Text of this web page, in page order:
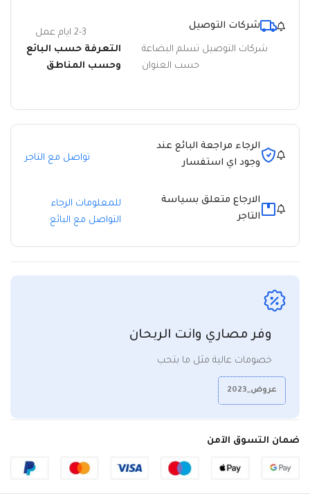
شركات التوصيل
شركات التوصيل تسلم البضاعة
حسب العنوان
2-3 ايام عمل
التعرفة حسب البائع
وحسب المناطق
الرجاء مراجعة البائع عند
وجود اي استفسار
تواصل مع التاجر
الارجاع متعلق بسياسة
التاجر
للمعلومات الرجاء
التواصل مع البائع
وفر مصاري وانت الربحان
خصومات عالية مثل ما بتحب
عروض_2023
ضمان التسوق الآمن